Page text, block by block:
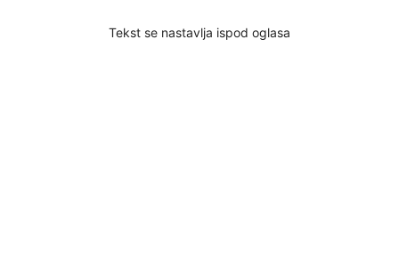
Tekst se nastavlja ispod oglasa